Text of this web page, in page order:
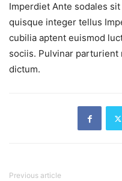
Imperdiet Ante sodales
quisque integer tellus
cubilia aptent euismod
sociis. Pulvinar parturient
dictum.
Previous article